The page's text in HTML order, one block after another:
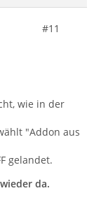
#11
wie in der
"Addon aus
gelandet.
da.